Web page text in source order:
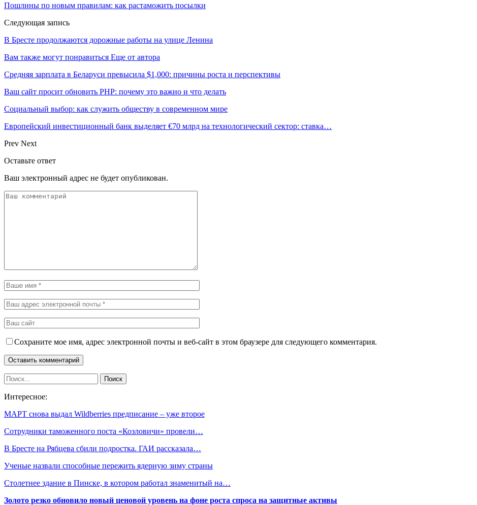
Пошлины по новым правилам: как растаможить посылки
Следующая запись
В Бресте продолжаются дорожные работы на улице Ленина
Вам также могут понравиться Еще от автора
Средняя зарплата в Беларуси превысила $1,000: причины роста и перспективы
Ваш сайт просит обновить PHP: почему это важно и что делать
Социальный выбор: как служить обществу в современном мире
Европейский инвестиционный банк выделяет €70 млрд на технологический сектор: ставка…
Prev Next
Оставьте ответ
Ваш электронный адрес не будет опубликован.
Сохраните мое имя, адрес электронной почты и веб-сайт в этом браузере для следующего комментария.
Интересное:
МАРТ снова выдал Wildberries предписание – уже второе
Сотрудники таможенного поста «Козловичи» провели…
В Бресте на Рябцева сбили подростка. ГАИ рассказала…
Ученые назвали способные пережить ядерную зиму страны
Столетнее здание в Пинске, в котором работал знаменитый на…
Золото резко обновило новый ценовой уровень на фоне роста спроса на защитные активы